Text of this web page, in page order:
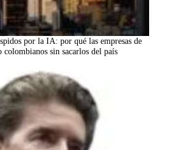
por la IA: por qué las empresas de
sin sacarlos del país